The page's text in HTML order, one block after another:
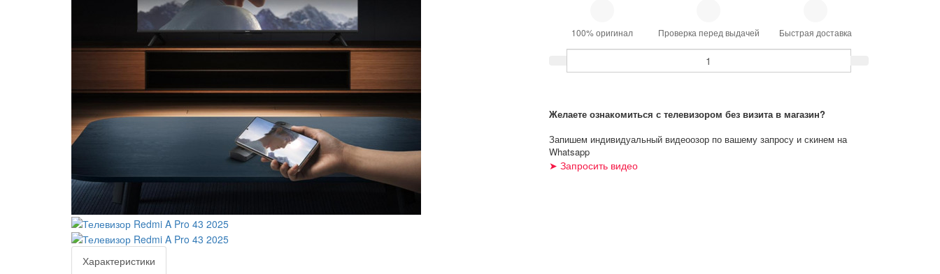
100% оригинал Проверка перед выдачей Быстрая доставка
Желаете ознакомиться с телевизором без визита в магазин?
Запишем индивидуальный видеоозор по вашему запросу и скинем на
Whatsapp
➤ Запросить видео
Характеристики